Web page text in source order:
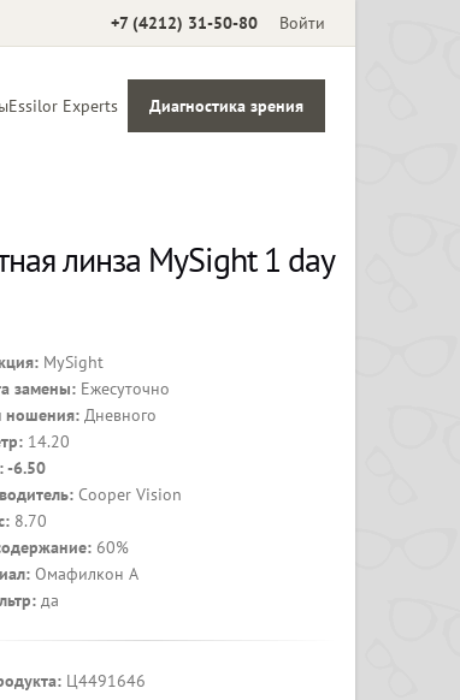
+7 (4212) 31-50-80 Войти
Essilor Experts Диагностика зрения
линза MySight 1 day
MySight
замены: Ежесуточно
ношения: Дневного
14.20
-6.50
Cooper Vision
8.70
60%
Омафилкон А
да
Ц4491646